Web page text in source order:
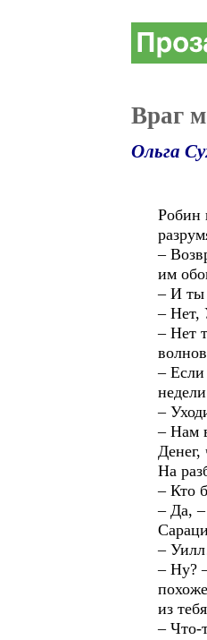
Враг
Ольга
Робин
–
им
– И ты
– Нет,
– Нет
– Если
–
– Нам
Денег,
На
– Кто
– Да, –
–
– Ну?
из
– Что-